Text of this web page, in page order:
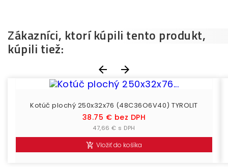
Zákazníci, ktorí kúpili tento produkt,
kúpili tiež:
 
Kotúč plochý 250x32x76 (48C36O6V40) TYROLIT
Cena
38.75 € bez DPH
47,66 € s DPH
 Vložiť do košíka